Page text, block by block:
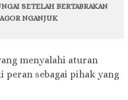
SETELAH BERTABRAKAN
NGANJUK
menyalahi aturan
peran sebagai pihak yang